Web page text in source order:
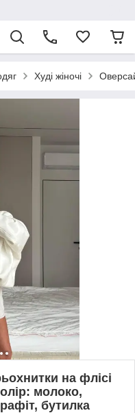
Худі жіночі
на флісі
молоко,
бутилка